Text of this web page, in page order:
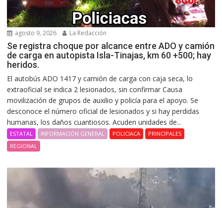
agosto 9, 2026 La Redacción
Se registra choque por alcance entre ADO y camión
de carga en autopista Isla-Tinajas, km 60 +500; hay
heridos.
El autobús ADO 1417 y camión de carga con caja seca, lo
extraoficial se indica 2 lesionados, sin confirmar Causa
movilización de grupos de auxilio y policía para el apoyo. Se
desconoce el número oficial de lesionados y si hay perdidas
humanas, los daños cuantiosos. Acuden unidades de...
ESTATAL INFORMACIÓN GENERAL POLICIACA
PRINCIPALES
REGIONAL